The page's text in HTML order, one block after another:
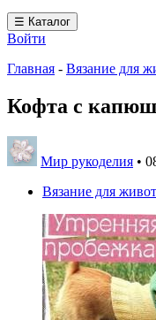
☰ Каталог
Войти
Главная - Вязание для
Кофта с
Мир рукоделия •
Вязание для